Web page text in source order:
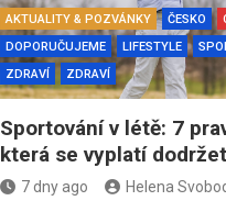
AKTUALITY & POZVÁNKY ČESKO
DOPORUČUJEME
LIFESTYLE
ZDRAVÍ
ZDRAVÍ
Sportování v létě: 7
která se vyplatí dodržet
7 dny ago Helena